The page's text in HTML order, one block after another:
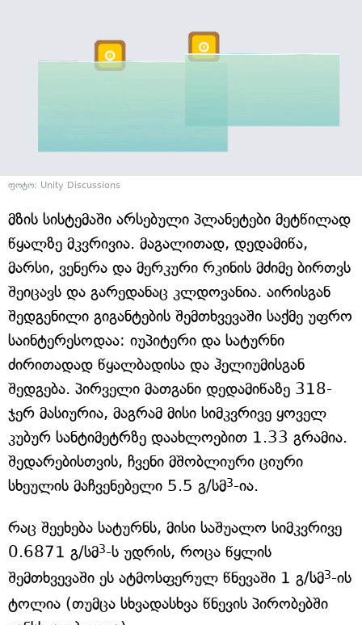
ფოტო: Unity Discussions
მზის სისტემაში არსებული პლანეტები მეტწილად
წყალზე მკვრივია. მაგალითად, დედამიწა,
მარსი, ვენერა და მერკური რკინის მძიმე ბირთვს
შეიცავს და გარედანაც კლდოვანია. აირისგან
შედგენილი გიგანტების შემთხვევაში საქმე უფრო
საინტერესოდაა: იუპიტერი და სატურნი
ძირითადად წყალბადისა და ჰელიუმისგან
შედგება. პირველი მათგანი დედამიწაზე 318-
ჯერ მასიურია, მაგრამ მისი სიმკვრივე ყოველ
კუბურ სანტიმეტრზე დაახლოებით 1.33 გრამია.
შედარებისთვის, ჩვენი მშობლიური ციური
სხეულის მაჩვენებელი 5.5 გ/სმ3-ია.
რაც შეეხება სატურნს, მისი საშუალო სიმკვრივე
0.6871 გ/სმ3-ს უდრის, როცა წყლის
შემთხვევაში ეს ატმოსფერულ წნევაში 1 გ/სმ3-ის
ტოლია (თუმცა სხვადასხვა წნევის პირობებში